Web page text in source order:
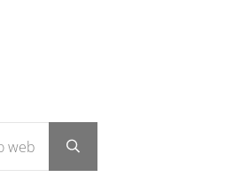
Submit search